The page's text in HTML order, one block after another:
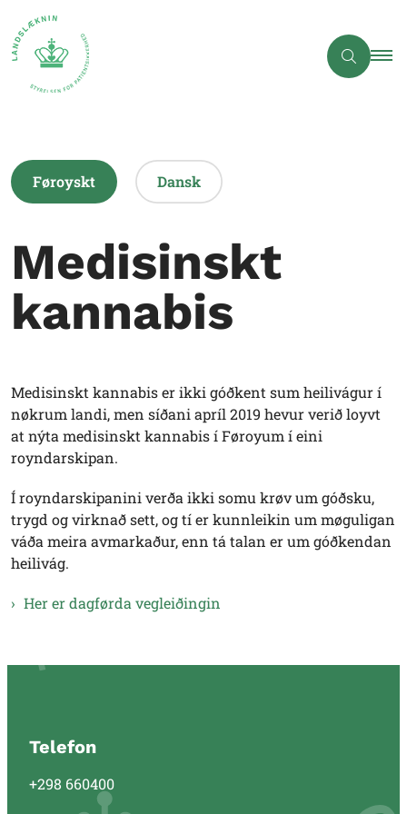
Føroyskt Dansk
Medisinskt
kannabis
Medisinskt kannabis er ikki góðkent sum heilivágur í
nøkrum landi, men síðani apríl 2019 hevur verið loyvt
at nýta medisinskt kannabis í Føroyum í eini
royndarskipan.
Í royndarskipanini verða ikki somu krøv um góðsku,
trygd og virknað sett, og tí er kunnleikin um møguligan
váða meira avmarkaður, enn tá talan er um góðkendan
heilivág.
Her er dagførda vegleiðingin
Telefon
+298 660400